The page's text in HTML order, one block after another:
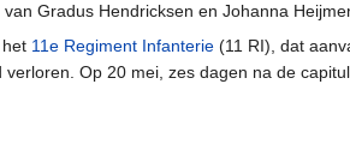
van Gradus Hendricksen en Johanna
11e Regiment Infanterie (11 RI), dat
Op 20 mei, zes dagen na de